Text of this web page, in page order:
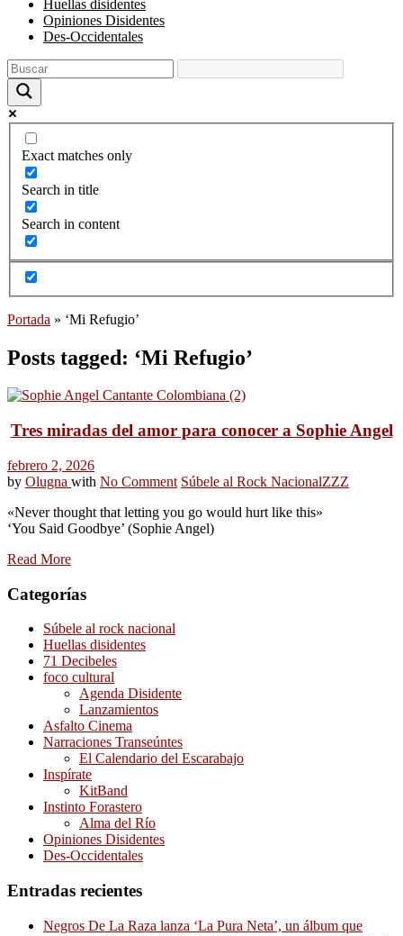
Huellas disidentes
Opiniones Disidentes
Des-Occidentales
Exact matches only
Search in title
Search in content
Portada » ‘Mi Refugio’
Posts tagged: ‘Mi Refugio’
Tres miradas del amor para conocer a Sophie Angel
febrero 2, 2026
by Olugna with No Comment Súbele al Rock NacionalZZZ
«Never thought that letting you go would hurt like this»
‘You Said Goodbye’ (Sophie Angel)
Read More
Categorías
Súbele al rock nacional
Huellas disidentes
71 Decibeles
foco cultural
Agenda Disidente
Lanzamientos
Asfalto Cinema
Narraciones Transeúntes
El Calendario del Escarabajo
Inspírate
KitBand
Instinto Forastero
Alma del Río
Opiniones Disidentes
Des-Occidentales
Entradas recientes
Negros De La Raza lanza ‘La Pura Neta’, un álbum que